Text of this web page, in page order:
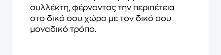
συλλέκτη, φέρνοντας την περιπέτεια
στο δικό σου χώρο με τον δικό σου
μοναδικό τρόπο.